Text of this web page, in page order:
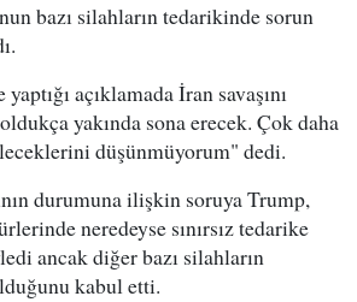
bazı silahların tedarikinde sorun
açıklamada İran savaşını
yakında sona erecek. Çok daha
düşünmüyorum" dedi.
durumuna ilişkin soruya Trump,
neredeyse sınırsız tedarike
ancak diğer bazı silahların
kabul etti.